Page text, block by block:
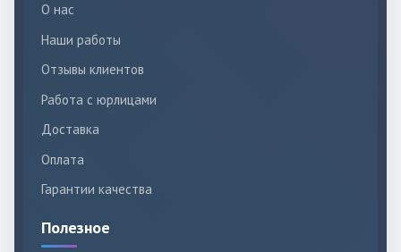
О нас
Наши работы
Отзывы клиентов
Работа с юрлицами
Доставка
Оплата
Гарантии качества
Полезное